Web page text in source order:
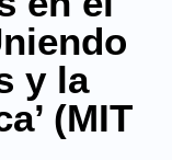
y la
(MIT